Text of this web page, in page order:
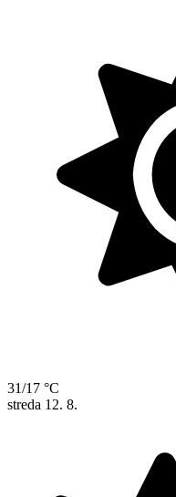
31/17 °C
streda 12. 8.